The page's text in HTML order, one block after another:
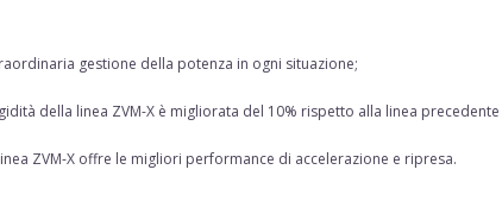
gestione della potenza in ogni situazione;
della linea ZVM-X è migliorata del 10% rispetto alla linea precedente
linea ZVM-X offre le migliori performance di accelerazione e ripresa.